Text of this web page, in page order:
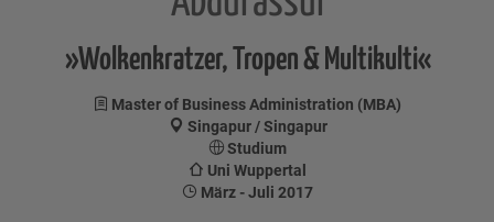
»Wolkenkratzer, Tropen & Multikulti«
Master of Business Administration (MBA)
Singapur / Singapur
Studium
Uni Wuppertal
März - Juli 2017